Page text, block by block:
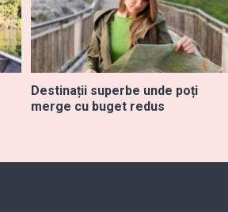
Destinații superbe unde poți
merge cu buget redus